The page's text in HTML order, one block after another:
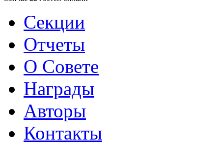
Секции
Отчеты
О Совете
Награды
Авторы
Контакты